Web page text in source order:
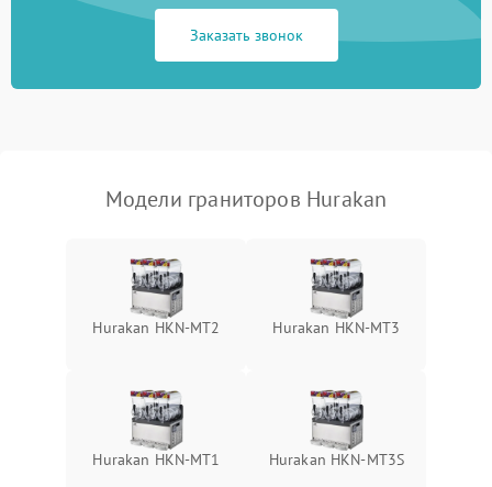
Заказать звонок
Модели граниторов Hurakan
Hurakan HKN-MT2 Hurakan HKN-MT3
Hurakan HKN-MT1 Hurakan HKN-MT3S